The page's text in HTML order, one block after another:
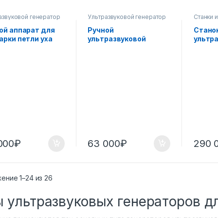
генератор
пластика и
материалов 15–40
аппарат для
петли уха
₽
Ультразвуковой генератор
для сварки пластика и
нетканых материалов 15–40
кГц
Ручной
ультразвуковой
63 000₽
Станки
для
290
1–24 из 26
ультразвуковых генераторов